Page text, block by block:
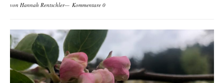
von Hannah Rentschler Kommentare 0